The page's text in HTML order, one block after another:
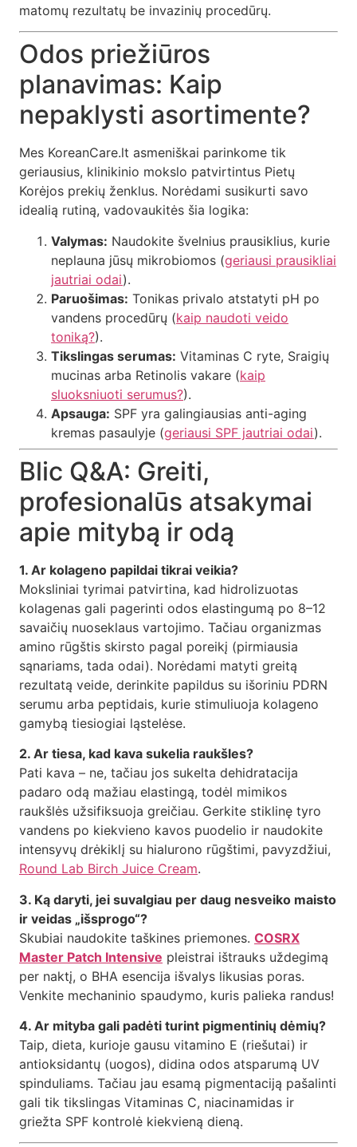
matomų rezultatų be invazinių procedūrų.
Odos priežiūros
planavimas: Kaip
nepaklysti asortimente?
Mes KoreanCare.lt asmeniškai parinkome tik
geriausius, klinikinio mokslo patvirtintus Pietų
Korėjos prekių ženklus. Norėdami susikurti savo
idealią rutiną, vadovaukitės šia logika:
Valymas: Naudokite švelnius prausiklius, kurie
neplauna jūsų mikrobiomos (geriausi prausikliai
jautriai odai).
Paruošimas: Tonikas privalo atstatyti pH po
vandens procedūrų (kaip naudoti veido
toniką?).
Tikslingas serumas: Vitaminas C ryte, Sraigių
mucinas arba Retinolis vakare (kaip
sluoksniuoti serumus?).
Apsauga: SPF yra galingiausias anti-aging
kremas pasaulyje (geriausi SPF jautriai odai).
Blic Q&A: Greiti,
profesionalūs atsakymai
apie mitybą ir odą
1. Ar kolageno papildai tikrai veikia?
Moksliniai tyrimai patvirtina, kad hidrolizuotas
kolagenas gali pagerinti odos elastingumą po 8–12
savaičių nuoseklaus vartojimo. Tačiau organizmas
amino rūgštis skirsto pagal poreikį (pirmiausia
sąnariams, tada odai). Norėdami matyti greitą
rezultatą veide, derinkite papildus su išoriniu PDRN
serumu arba peptidais, kurie stimuliuoja kolageno
gamybą tiesiogiai ląstelėse.
2. Ar tiesa, kad kava sukelia raukšles?
Pati kava – ne, tačiau jos sukelta dehidratacija
padaro odą mažiau elastingą, todėl mimikos
raukšlės užsifiksuoja greičiau. Gerkite stiklinę tyro
vandens po kiekvieno kavos puodelio ir naudokite
intensyvų drėkiklį su hialurono rūgštimi, pavyzdžiui,
Round Lab Birch Juice Cream.
3. Ką daryti, jei suvalgiau per daug nesveiko maisto
ir veidas „išsprogo“?
Skubiai naudokite taškines priemones. COSRX
Master Patch Intensive pleistrai ištrauks uždegimą
per naktį, o BHA esencija išvalys likusias poras.
Venkite mechaninio spaudymo, kuris palieka randus!
4. Ar mityba gali padėti turint pigmentinių dėmių?
Taip, dieta, kurioje gausu vitamino E (riešutai) ir
antioksidantų (uogos), didina odos atsparumą UV
spinduliams. Tačiau jau esamą pigmentaciją pašalinti
gali tik tikslingas Vitaminas C, niacinamidas ir
griežta SPF kontrolė kiekvieną dieną.